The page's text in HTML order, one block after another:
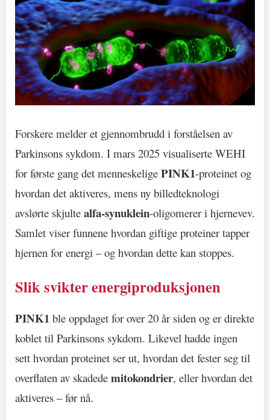
Forskere melder et gjennombrudd i forståelsen av
Parkinsons sykdom. I mars 2025 visualiserte WEHI
for første gang det menneskelige PINK1-proteinet og
hvordan det aktiveres, mens ny billedteknologi
avslørte skjulte alfa-synuklein-oligomerer i hjernevev.
Samlet viser funnene hvordan giftige proteiner tapper
hjernen for energi – og hvordan dette kan stoppes.
Slik svikter energiproduksjonen
PINK1 ble oppdaget for over 20 år siden og er direkte
koblet til Parkinsons sykdom. Likevel hadde ingen
sett hvordan proteinet ser ut, hvordan det fester seg til
overflaten av skadede mitokondrier, eller hvordan det
aktiveres – før nå.